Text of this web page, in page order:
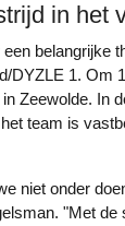
in het
DYZLE 1. Om
Zeewolde. In
team is
"Met de